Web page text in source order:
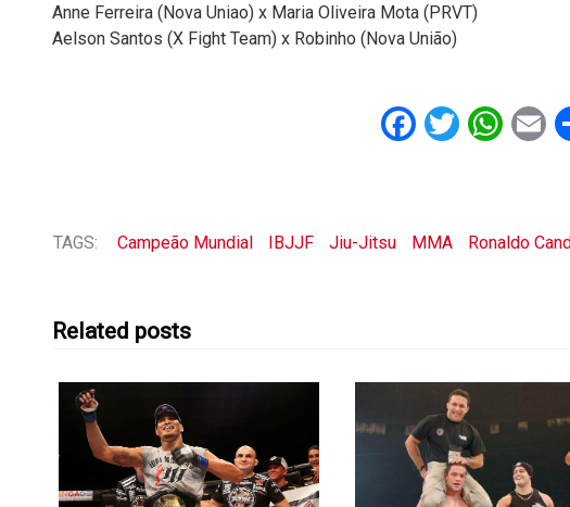
Anne Ferreira (Nova Uniao) x Maria Oliveira Mota (PRVT)
Aelson Santos (X Fight Team) x Robinho (Nova União)
Facebook
Twitter
TAGS: Campeão Mundial IBJJF Jiu-Jitsu MMA Ronaldo
Related posts